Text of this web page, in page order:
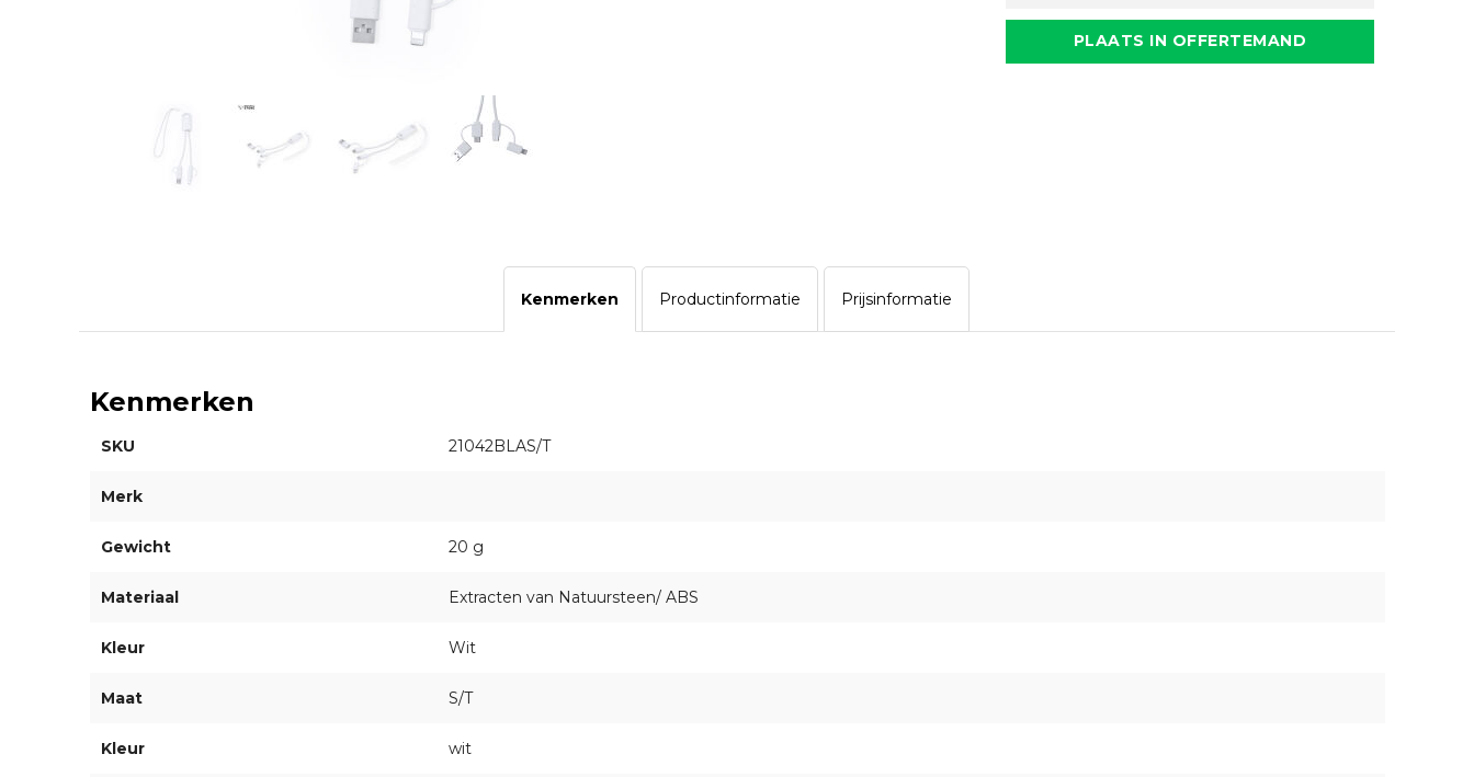
PLAATS IN OFFERTEMAND
Kenmerken Productinformatie Prijsinformatie
Kenmerken
SKU 21042BLAS/T
Merk
Gewicht 20 g
Materiaal Extracten van Natuursteen/ ABS
Kleur Wit
Maat S/T
Kleur wit